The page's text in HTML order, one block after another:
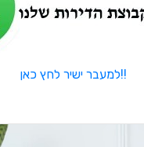
למעבר ישיר לחץ כאן!!